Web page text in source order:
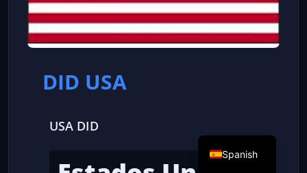
DID USA
USA DID
Spanish